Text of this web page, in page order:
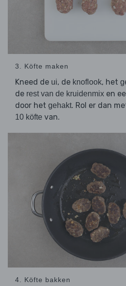
3. Köfte maken
Kneed de ui, de knoflook, het
de rest van de kruidenmix en
door het gehakt. Rol er dan
10 köfte van.
4. Köfte bakken